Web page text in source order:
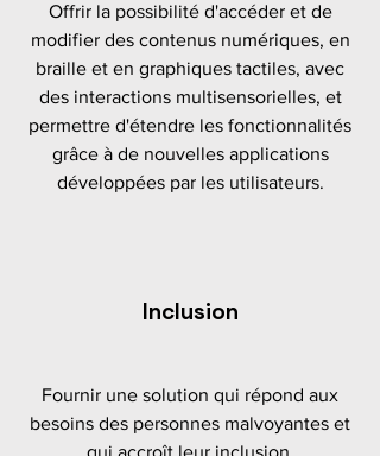
Offrir la possibilité d'accéder et de
modifier des contenus numériques, en
braille et en graphiques tactiles, avec
des interactions multisensorielles, et
permettre d'étendre les fonctionnalités
grâce à de nouvelles applications
développées par les utilisateurs.
Inclusion
Fournir une solution qui répond aux
besoins des personnes malvoyantes et
qui accroît leur inclusion.